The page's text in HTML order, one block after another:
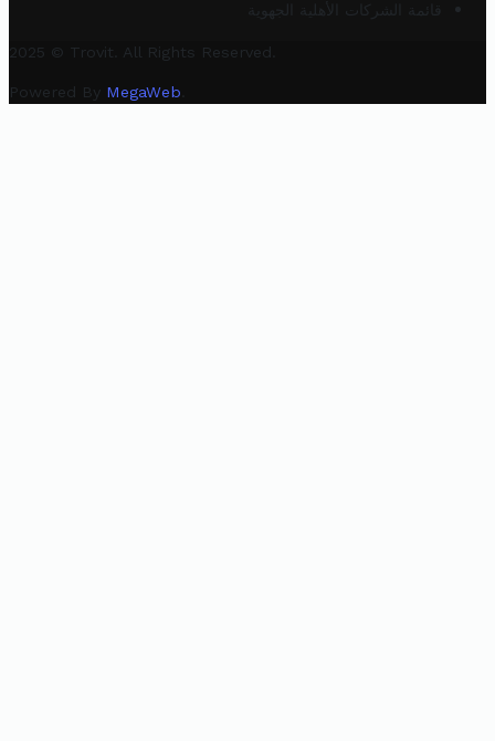
قائمة الشركات الأهلية الجهوية
2025 © Trovit. All Rights Reserved.
Powered By MegaWeb